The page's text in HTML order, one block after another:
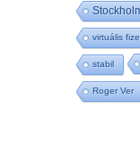
virtuális
stabil
Roger Ver